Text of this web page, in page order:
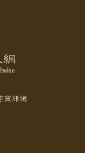
資訊網